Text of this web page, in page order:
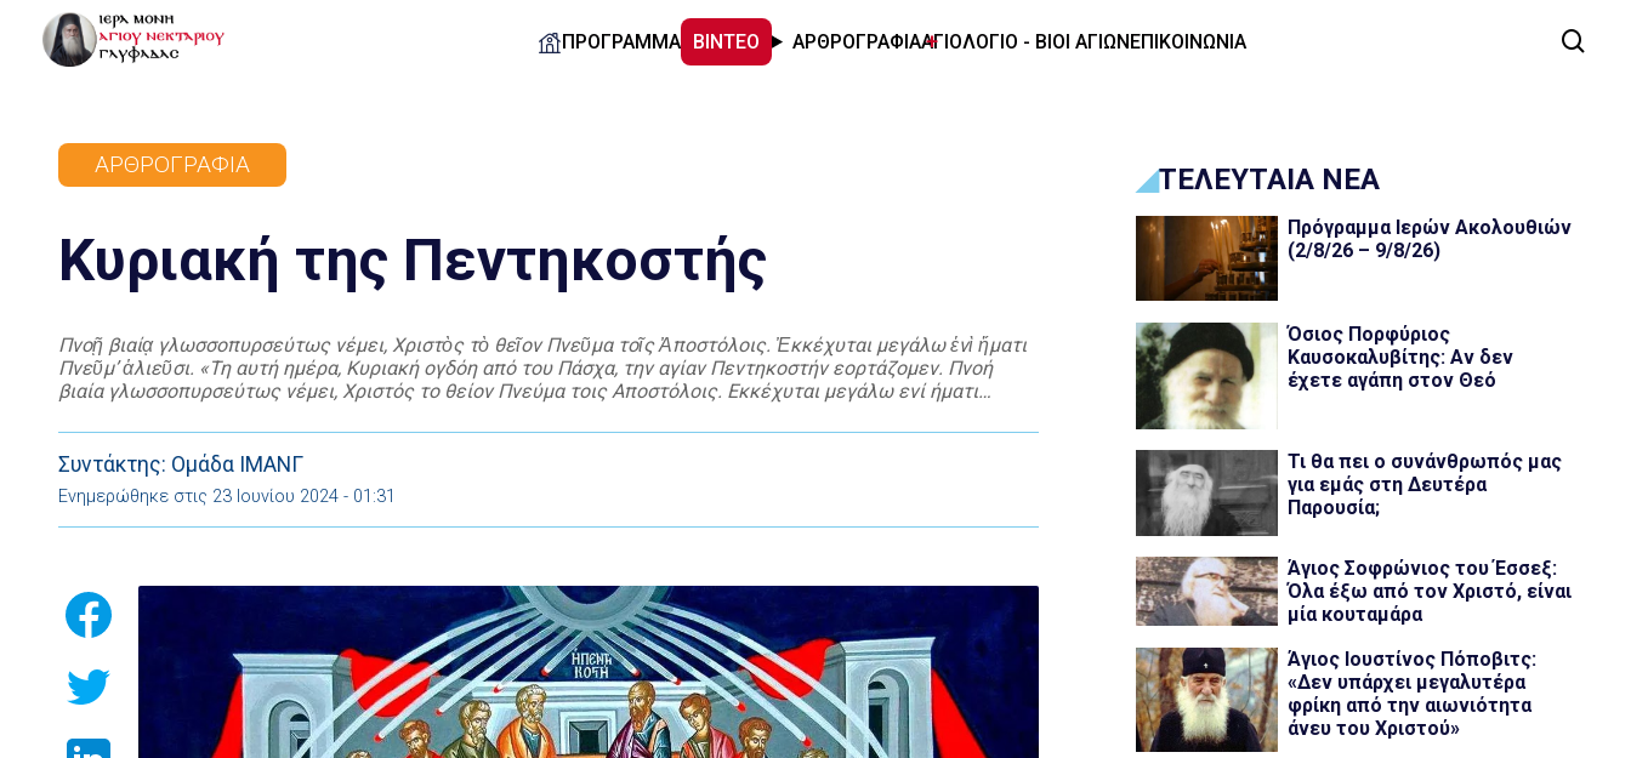
ΠΡΟΓΡΑΜΜΑ ΒΙΝΤΕΟ ΑΡΘΡΟΓΡΑΦΙΑΑΓΙΟΛΟΓΙΟ - ΒΙΟΙ ΑΓΙΩΝΕΠΙΚΟΙΝΩΝΙΑ
ΑΡΘΡΟΓΡΑΦΊΑ
Κυριακή της Πεντηκοστής
Πνοῇ βιαίᾳ γλωσσοπυρσεύτως νέμει, Χριστὸς τὸ θεῖον Πνεῦμα τοῖς Ἀποστόλοις. Ἐκκέχυται μεγάλω ἑνὶ ἤματι
Πνεῦμ’ ἁλιεῦσι. «Τη αυτή ημέρα, Κυριακή ογδόη από του Πάσχα, την αγίαν Πεντηκοστήν εορτάζομεν. Πνοή
βιαία γλωσσοπυρσεύτως νέμει, Χριστός το θείον Πνεύμα τοις Αποστόλοις. Εκκέχυται μεγάλω ενί ήματι
Συντάκτης: Ομάδα ΙΜΑΝΓ
Ενημερώθηκε στις 23 Ιουνίου 2024 - 01:31
ΤΕΛΕΥΤΑΙΑ ΝΕΑ
Πρόγραμμα Ιερών Ακολουθιών
(2/8/26 – 9/8/26)
Όσιος Πορφύριος
Καυσοκαλυβίτης: Αν δεν
έχετε αγάπη στον Θεό
Τι θα πει ο συνάνθρωπός μας
για εμάς στη Δευτέρα
Παρουσία;
Άγιος Σοφρώνιος του Έσσεξ:
Όλα έξω από τον Χριστό, είναι
μία κουταμάρα
Άγιος Ιουστίνος Πόποβιτς:
«Δεν υπάρχει μεγαλυτέρα
φρίκη από την αιωνιότητα
άνευ του Χριστού»